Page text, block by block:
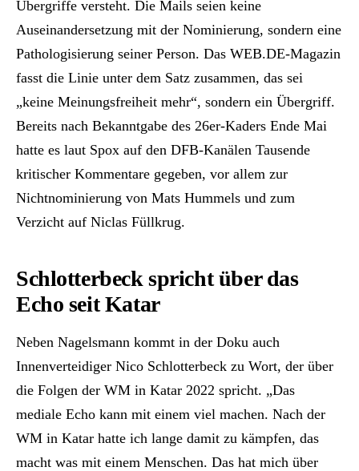
Übergriffe versteht. Die Mails seien keine
Auseinandersetzung mit der Nominierung, sondern eine
Pathologisierung seiner Person. Das WEB.DE-Magazin
fasst die Linie unter dem Satz zusammen, das sei
„keine Meinungsfreiheit mehr“, sondern ein Übergriff.
Bereits nach Bekanntgabe des 26er-Kaders Ende Mai
hatte es laut Spox auf den DFB-Kanälen Tausende
kritischer Kommentare gegeben, vor allem zur
Nichtnominierung von Mats Hummels und zum
Verzicht auf Niclas Füllkrug.
Schlotterbeck spricht über das
Echo seit Katar
Neben Nagelsmann kommt in der Doku auch
Innenverteidiger Nico Schlotterbeck zu Wort, der über
die Folgen der WM in Katar 2022 spricht. „Das
mediale Echo kann mit einem viel machen. Nach der
WM in Katar hatte ich lange damit zu kämpfen, das
macht was mit einem Menschen. Das hat mich über